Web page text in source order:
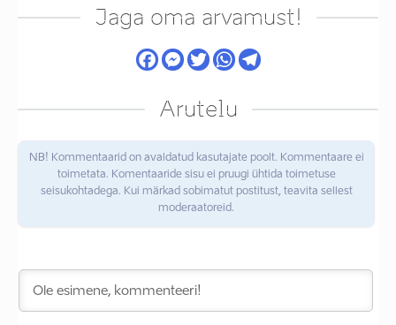
Jaga oma arvamust!
Arutelu
NB! Kommentaarid on avaldatud kasutajate poolt. Kommentaare ei
toimetata. Komentaaride sisu ei pruugi ühtida toimetuse
seisukohtadega. Kui märkad sobimatut postitust, teavita sellest
moderaatoreid.